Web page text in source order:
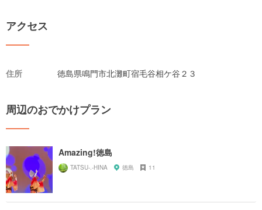
アクセス
住所 徳島県鳴門市北灘町宿毛谷相ケ谷２３
周辺のおでかけプラン
Amazing!徳島
TATSU-.-HINA 徳島 11